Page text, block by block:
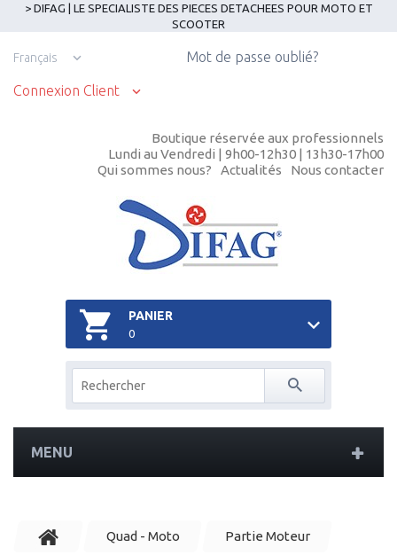
> DIFAG | LE SPECIALISTE DES PIECES DETACHEES POUR MOTO ET
SCOOTER
Français
Connexion Client
Mot de passe oublié?
Boutique réservée aux professionnels
Lundi au Vendredi | 9h00-12h30 | 13h30-17h00
Qui sommes nous?
Actualités Nous contacter
PANIER
0
MENU
Quad - Moto Partie Moteur